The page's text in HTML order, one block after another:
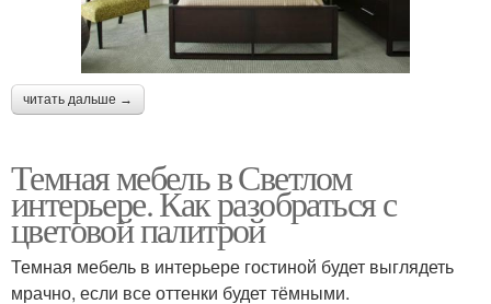
читать дальше →
Темная мебель в Светлом
интерьере. Как разобраться с
цветовой палитрой
Темная мебель в интерьере гостиной будет выглядеть
мрачно, если все оттенки будет тёмными.